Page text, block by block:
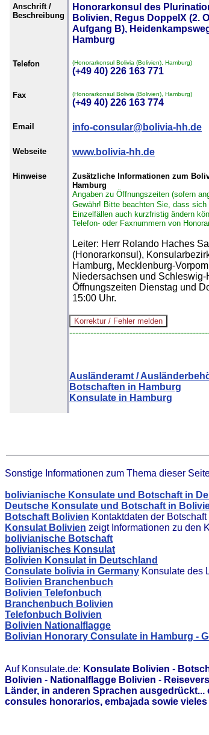
Anschrift /
Beschreibung
Honorarkonsul des
Bolivien, Regus DoppelX (2.
Aufgang B),
Hamburg
Telefon (Honorarkonsul Bolivia (Bolivien), Hamburg)
(+49 40) 226 163 771
Fax (Honorarkonsul Bolivia (Bolivien), Hamburg)
(+49 40) 226 163 774
Email info-consular@bolivia-hh.de
Webseite www.bolivia-hh.de
Hinweise
Zusätzliche Informationen zum
Hamburg
Angaben zu Öffnungszeiten (sofern
Gewähr! Bitte beachten Sie, dass
Einzelfällen auch kurzfristig ändern
Telefon- oder Faxnummern von
Leiter: Herr Rolando Haches
(Honorarkonsul),
Hamburg, Mecklenburg-
Niedersachsen und Schleswig-
Öffnungszeiten Dienstag und
15:00 Uhr.
Ausländeramt /
Botschaften in Hamburg
Konsulate in Hamburg
Sonstige Informationen zum Thema dieser
bolivianische Konsulate und Botschaft in
Deutsche Konsulate und Botschaft in
Botschaft Bolivien Kontaktdaten der
Konsulat Bolivien zeigt Informationen zu den
bolivianische Botschaft
bolivianisches Konsulat
Bolivien Konsulat in Deutschland
Consulate bolivia in Germany Konsulate des
Bolivien Branchenbuch
Bolivien Telefonbuch
Branchenbuch Bolivien
Telefonbuch Bolivien
Bolivien Nationalflagge
Bolivian Honorary Consulate in Hamburg -
Auf Konsulate.de: Konsulate Bolivien -
Bolivien - Nationalflagge Bolivien -
Länder, in anderen Sprachen
consules honorarios, embajada sowie vieles